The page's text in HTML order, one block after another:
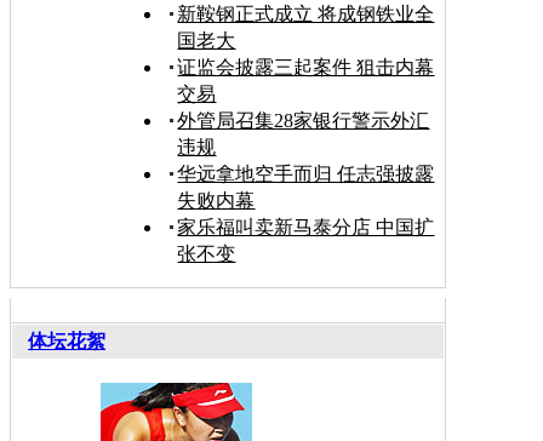
新鞍钢正式成立 将成钢铁业全
国老大
证监会披露三起案件 狙击内幕
交易
外管局召集28家银行警示外汇
违规
华远拿地空手而归 任志强披露
失败内幕
家乐福叫卖新马泰分店 中国扩
张不变
体坛花絮